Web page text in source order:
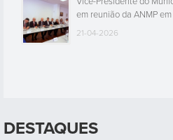
em reunião da ANMP
21-04-2026
DESTAQUES